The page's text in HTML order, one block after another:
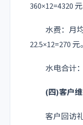
360×12=4320 元
水费：月均
22.5×12=270 元。
水电合计：
(四)客户维
客户回访礼